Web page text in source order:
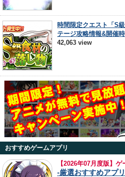
時間限定クエスト「S
テージ攻略情報&開催
42,063 view
おすすめゲームアプリ
【2026年07月度版】ゲ
-厳選おすすめアプ